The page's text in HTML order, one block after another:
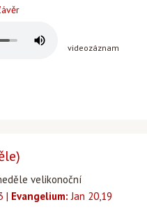
videozáznam
velikonoční
| Evangelium: Jan 20,19